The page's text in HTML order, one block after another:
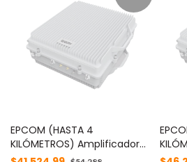
EPCOM (HASTA 4
KILÓMETROS) Amplificador
de Señal Celular 4G de ALTA
de